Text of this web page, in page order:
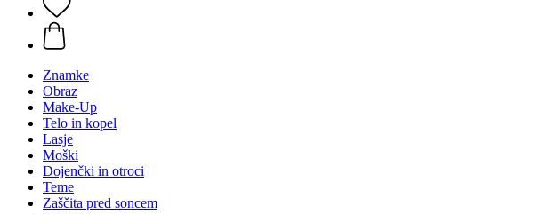
Znamke
Obraz
Make-Up
Telo in kopel
Lasje
Moški
Dojenčki in otroci
Teme
Zaščita pred soncem